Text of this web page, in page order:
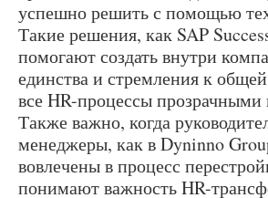
успешно решить с помощью
Такие решения, как SAP
помогают создать внутри
единства и стремления к
все HR-процессы
Также важно, когда
менеджеры, как в Dyninno
вовлечены в процесс
понимают важность HR-